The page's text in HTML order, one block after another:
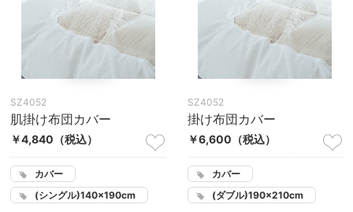
SZ4052
肌掛け布団カバー
￥4,840 （税込）
カバー
(シングル)140×190cm
SZ4052
掛け布団カバー
￥6,600 （税込）
カバー
(ダブル)190×210cm